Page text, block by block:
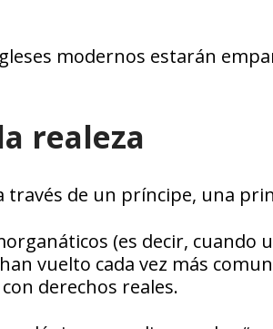
modernos estarán
realeza
través de un príncipe, una
(es decir, cuando
vuelto cada vez más
derechos reales.